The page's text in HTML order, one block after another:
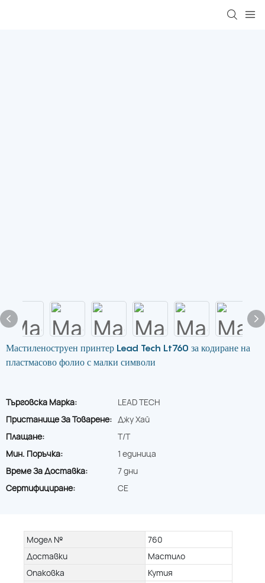
Мастиленоструен принтер Lead Tech Lt760 за кодиране на
пластмасово фолио с малки символи
Търговска Марка:
LEAD TECH
Пристанище За Товарене: Джу Хай
Плащане:
T/T
Мин. Поръчка:
1 единица
Време За Доставка:
7 дни
Сертифициране:
CE
Модел №
760
Доставки
Мастило
Опаковка
Кутия